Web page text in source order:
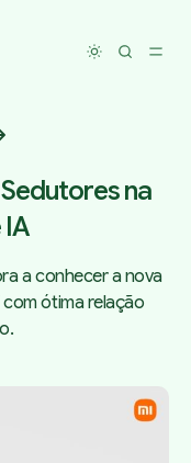
Toggle
na
a conhecer a nova
ótima relação